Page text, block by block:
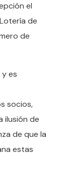
el
de
de
es
socios,
ilusión de
de que la
estas